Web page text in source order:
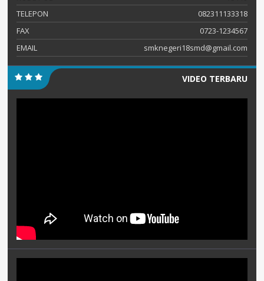
TELEPON
082311133318
FAX
0723-1234567
EMAIL
smknegeri18smd@gmail.com
VIDEO TERBARU